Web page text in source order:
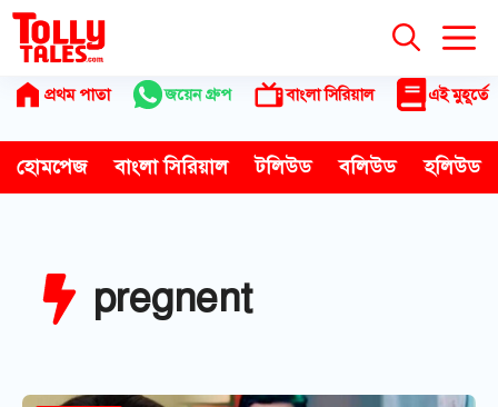
Skip
content
প্রথম পাতা জয়েন গ্রুপ বাংলা সিরিয়াল এই মুহূর্তে
হোমপেজ বাংলা সিরিয়াল টলিউড বলিউড হলিউড
pregnent